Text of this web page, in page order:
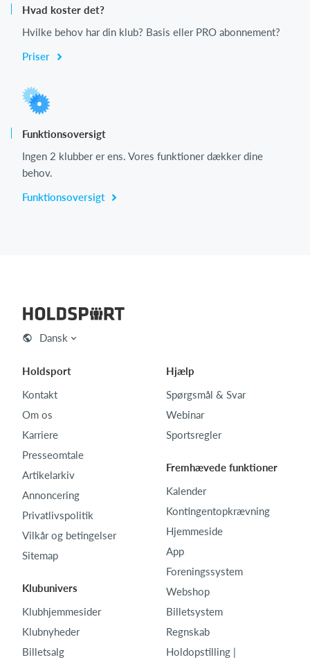
Hvad koster det?
Hvilke behov har din klub? Basis eller PRO abonnement?
Priser
Funktionsoversigt
Ingen 2 klubber er ens. Vores funktioner dækker dine
behov.
Funktionsoversigt
Dansk
Holdsport
Kontakt
Om os
Karriere
Presseomtale
Artikelarkiv
Annoncering
Privatlivspolitik
Vilkår og betingelser
Sitemap
Klubunivers
Klubhjemmesider
Klubnyheder
Billetsalg
Hjælp
Spørgsmål & Svar
Webinar
Sportsregler
Fremhævede funktioner
Kalender
Kontingentopkrævning
Hjemmeside
App
Foreningssystem
Webshop
Billetsystem
Regnskab
Holdopstilling |